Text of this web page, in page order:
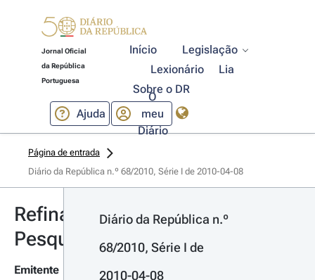
Jornal Oficial
da República
Portuguesa
Início
Legislação
Lexionário
Lia
Sobre o DR
Ajuda
O
meu
Diário
Página de entrada
Diário da República n.º 68/2010, Série I de 2010-04-08
Refinar
Pesquisa
Emitente
Diário da República n.º
68/2010, Série I de
2010-04-08